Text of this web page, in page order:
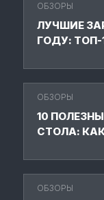
ОБЗОРЫ
ЛУЧШИЕ
ГОДУ: ТОП-
ОБЗОРЫ
10
СТОЛА:
ОБЗОРЫ